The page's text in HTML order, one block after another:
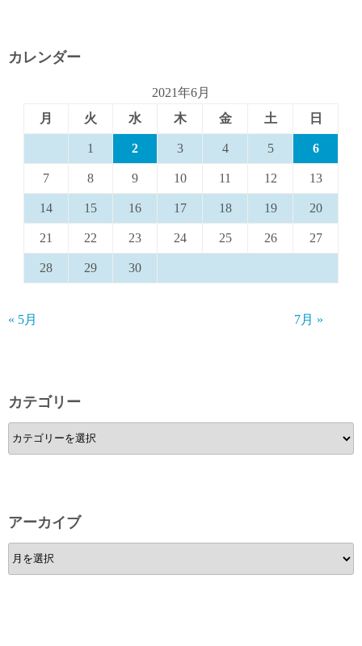
カレンダー
2021年6月
月
火 水 木 金 土 日
1 2 3 4 5 6
7 8 9 10 11 12 13
14 15 16 17 18 19 20
21 22 23 24 25 26 27
28 29 30
« 5月 7月 »
カテゴリー
カ
テ
ー
アーカイブ
ア
ー